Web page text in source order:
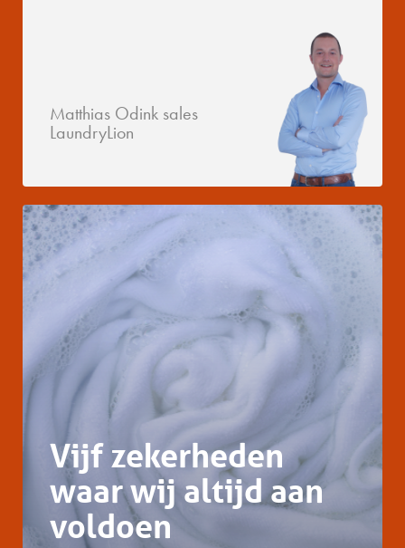
Matthias Odink sales
LaundryLion
Vijf zekerheden
waar wij altijd aan
voldoen